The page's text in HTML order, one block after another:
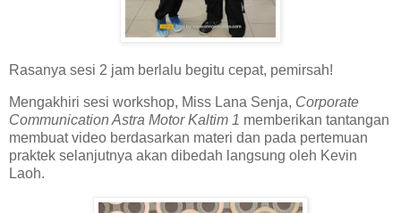
Rasanya sesi 2 jam berlalu begitu cepat, pemirsah!
Mengakhiri sesi workshop, Miss Lana Senja, Corporate
Communication Astra Motor Kaltim 1 memberikan tantangan
membuat video berdasarkan materi dan pada pertemuan
praktek selanjutnya akan dibedah langsung oleh Kevin
Laoh.